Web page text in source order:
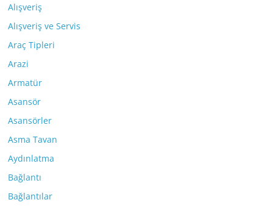
Alışveriş
Alışveriş ve Servis
Araç Tipleri
Arazi
Armatür
Asansör
Asansörler
Asma Tavan
Aydınlatma
Bağlantı
Bağlantılar